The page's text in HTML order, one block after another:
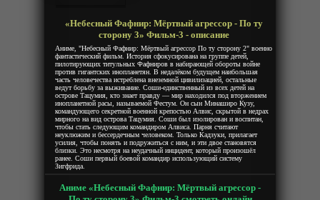
«Небесный Фафнир: Мёртвый агрессор - По ту
сторону 3» Фильм-3 - описание
Аниме, "Небесный Фафнир: Мёртвый агрессор По ту сторону 2" военно
фантастический фильм. История сфокусирована на группе детей,
пилотирующих титульных Фафниров в набирающей обороты войне
против гигантских инопланетян. В недалёком будущем наибольшая
часть человечества истреблена внеземной цивилизацией, остальные
ведут борьбу за выживание. Соши-единственный из всех детей на
острове Тацумия, кто знает правду — мир находился под вторжением
инопланетной расы, называемой Фестум. Он сын Минаширо Кузу,
командующего секретной военной крепостью Алвис, скрытой в недрах
мирного на вид острова Тацумия. Соши был изолирован и воспитан,
чтобы стать следующим командиром Алвиса. Парня считают
неуклюжим и бессердечным человеком. Только Кадзуки, прилагает
усилия, чтобы понять и подружиться с ним, и эти двое становятся
близки. Это несмотря на неудачный инцидент, который произошёл
ранее. Соши первый боевой командир использующий систему
Зигфрида.
Аниме «Небесный Фафнир: Мёртвый агрессор -